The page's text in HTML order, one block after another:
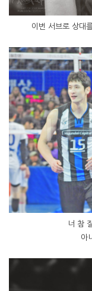
이번 서브로 상대
너 참
아